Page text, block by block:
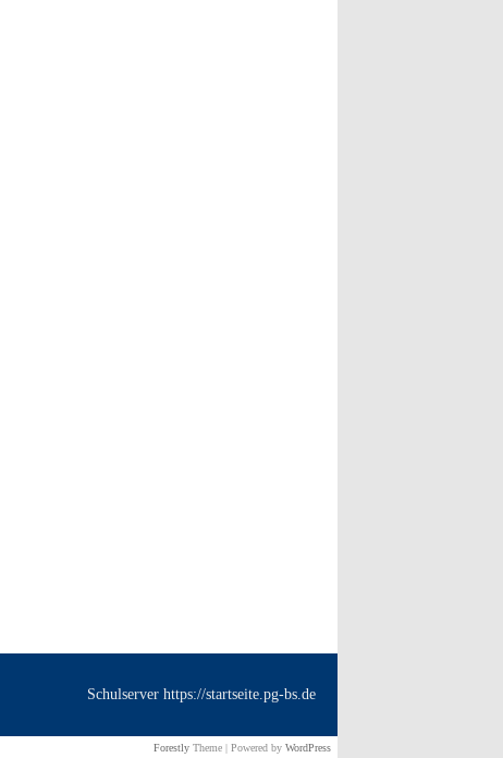
Schulserver https://startseite.pg-bs.de
Forestly Theme | Powered by WordPress